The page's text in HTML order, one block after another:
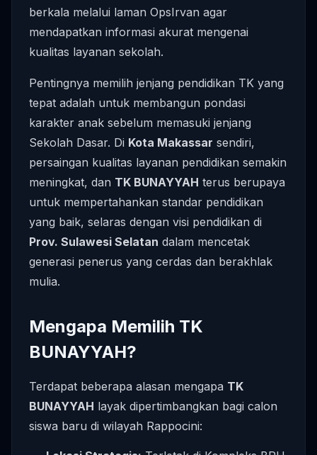
berkala melalui laman OpsIrvan agar
mendapatkan informasi akurat mengenai
kualitas layanan sekolah.
Pentingnya memilih jenjang pendidikan TK yang
tepat adalah untuk membangun pondasi
karakter anak sebelum memasuki jenjang
Sekolah Dasar. Di Kota Makassar sendiri,
persaingan kualitas layanan pendidikan semakin
meningkat, dan TK BUNAYYAH terus berupaya
untuk mempertahankan standar pendidikan
yang baik, selaras dengan visi pendidikan di
Prov. Sulawesi Selatan dalam mencetak
generasi penerus yang cerdas dan berakhlak
mulia.
Mengapa Memilih TK
BUNAYYAH?
Terdapat beberapa alasan mengapa TK
BUNAYYAH layak dipertimbangkan bagi calon
siswa baru di wilayah Rappocini: